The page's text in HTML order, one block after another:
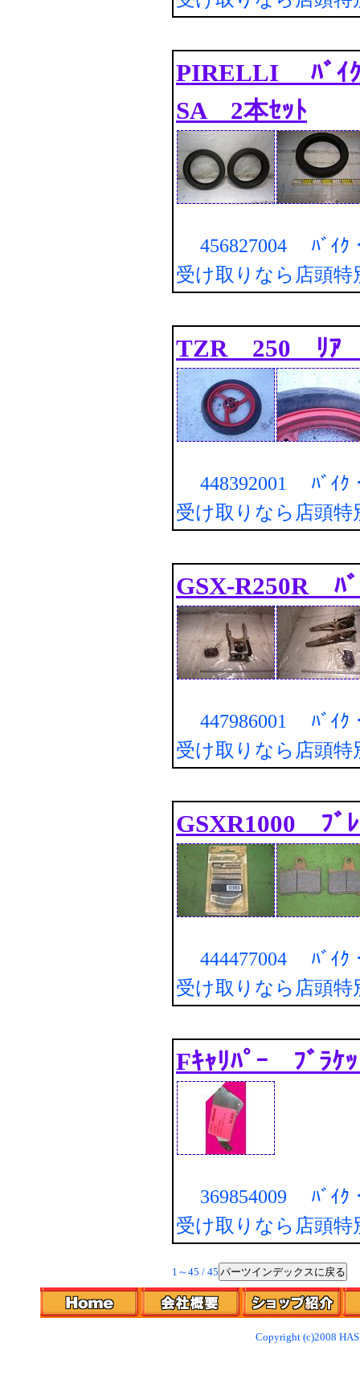
PIRELLI ﾊﾞｲ
SA 2本ｾｯﾄ
456827004 ﾊﾞｲｸ
受け取りなら店頭特
TZR 250 ﾘｱ
448392001 ﾊﾞｲｸ
受け取りなら店頭特
GSX-R250R ﾊ
447986001 ﾊﾞｲｸ
受け取りなら店頭特
GSXR1000 ﾌﾞﾚ
444477004 ﾊﾞｲｸ
受け取りなら店頭特
Fｷｬﾘﾊﾟｰ ﾌﾞﾗｹ
369854009 ﾊﾞｲｸ
受け取りなら店頭特
1～45 / 45 パーツインデックスに戻る
Copyright (c)2008